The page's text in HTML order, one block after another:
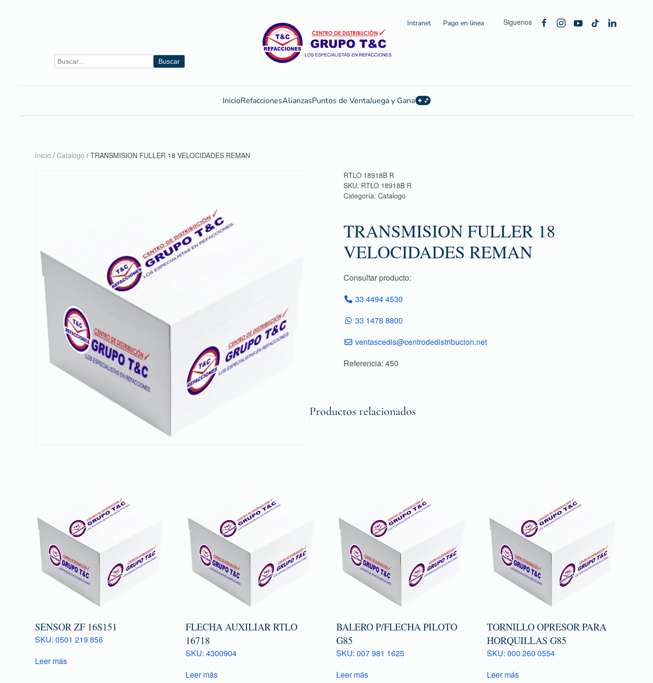
Buscar
Intranet Pago en linea Siguenos
InicioRefaccionesAlianzasPuntos de VentaJuega y Gana
Inicio / Catalogo / TRANSMISION FULLER 18 VELOCIDADES REMAN
RTLO 18918B R
SKU: RTLO 18918B R
Categoría: Catalogo
TRANSMISION FULLER 18
VELOCIDADES REMAN
Consultar producto:
33 4494 4530
33 1478 8800
ventascedis@centrodedistribucion.net
Referencia: 450
Productos relacionados
SENSOR ZF 16S151
SKU: 0501 219 856
Leer más
FLECHA AUXILIAR RTLO
16718
SKU: 4300904
Leer más
BALERO P/FLECHA PILOTO
G85
SKU: 007 981 1625
Leer más
TORNILLO OPRESOR PARA
HORQUILLAS G85
SKU: 000 260 0554
Leer más